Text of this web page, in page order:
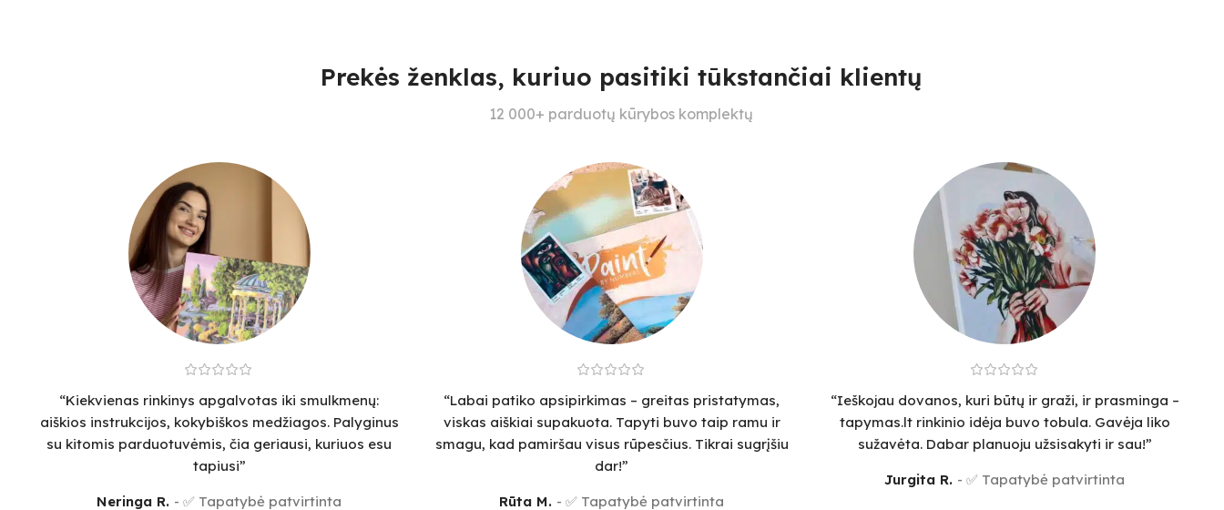
Prekės ženklas, kuriuo pasitiki tūkstančiai klientų
12 000+ parduotų kūrybos komplektų
“Kiekvienas rinkinys apgalvotas iki smulkmenų:
aiškios instrukcijos, kokybiškos medžiagos. Palyginus
su kitomis parduotuvėmis, čia geriausi, kuriuos esu
tapiusi”
Neringa R. ✅ Tapatybė patvirtinta
“Labai patiko apsipirkimas – greitas pristatymas,
viskas aiškiai supakuota. Tapyti buvo taip ramu ir
smagu, kad pamiršau visus rūpesčius. Tikrai sugrįšiu
dar!”
Rūta M. ✅ Tapatybė patvirtinta
“Ieškojau dovanos, kuri būtų ir graži, ir prasminga –
tapymas.lt rinkinio idėja buvo tobula. Gavėja liko
sužavėta. Dabar planuoju užsisakyti ir sau!”
Jurgita R. ✅ Tapatybė patvirtinta